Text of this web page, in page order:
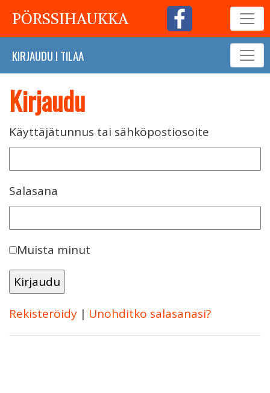
PÖRSSIHAUKKA
KIRJAUDU I TILAA
Kirjaudu
Käyttäjätunnus tai sähköpostiosoite
Salasana
Muista minut
Rekisteröidy | Unohditko salasanasi?